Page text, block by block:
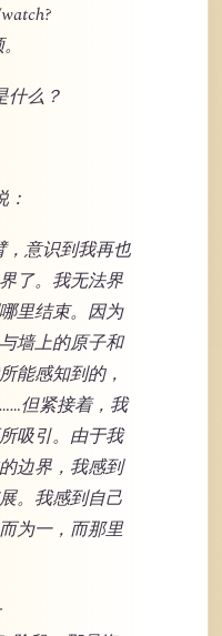
什么？
意识到我再也
了。我无法界
里结束。因为
墙上的原子和
能感知到的，
但紧接着，我
吸引。由于我
边界，我感到
。我感到自己
为一，而那里